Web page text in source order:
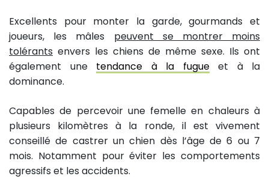
Excellents pour monter la garde, gourmands et
joueurs, les mâles peuvent se montrer moins
tolérants envers les chiens de même sexe. Ils ont
également une tendance à la fugueet à la
dominance.
Capables de percevoir une femelle en chaleurs à
plusieurs kilomètres à la ronde, il est vivement
conseillé de castrer un chien dès l’âge de 6 ou 7
mois. Notamment pour éviter les comportements
agressifs et les accidents.